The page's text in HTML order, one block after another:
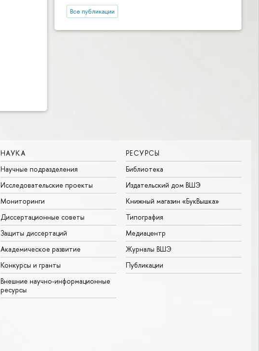
Все публикации
НАУКА
Научные подразделения
Исследовательские проекты
Мониторинги
Диссертационные советы
Защиты диссертаций
Академическое развитие
Конкурсы и гранты
Внешние научно-информационные
ресурсы
РЕСУРСЫ
Библиотека
Издательский дом ВШЭ
Книжный магазин «БукВышка»
Типография
Медиацентр
Журналы ВШЭ
Публикации